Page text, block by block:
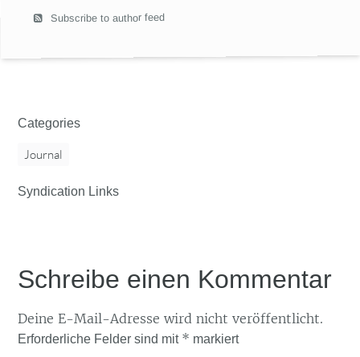
Subscribe to author feed
Categories
Journal
Syndication Links
Schreibe einen Kommentar
Deine E-Mail-Adresse wird nicht veröffentlicht.
Erforderliche Felder sind mit * markiert